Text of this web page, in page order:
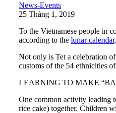
News-Events
25 Tháng 1, 2019
To the Vietnamese people in
according to the lunar calendar
Not only is Tet a celebration
customs of the 54 ethnicities
LEARNING TO MAKE
One common activity leading
rice cake) together. Children